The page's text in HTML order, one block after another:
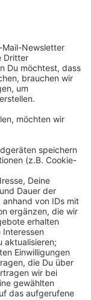
Pistole samt
hatte, wurde